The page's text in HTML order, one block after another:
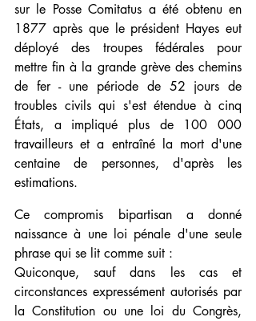
sur le Posse Comitatus a été obtenu en
1877 après que le président Hayes eut
déployé des troupes fédérales pour
mettre fin à la grande grève des chemins
de fer - une période de 52 jours de
troubles civils qui s'est étendue à cinq
États, a impliqué plus de 100 000
travailleurs et a entraîné la mort d'une
centaine de personnes, d'après les
estimations.
Ce compromis bipartisan a donné
naissance à une loi pénale d'une seule
phrase qui se lit comme suit :
Quiconque, sauf dans les cas et
circonstances expressément autorisés par
la Constitution ou une loi du Congrès,